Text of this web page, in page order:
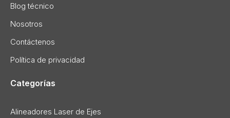
Blog técnico
Nosotros
Contáctenos
Política de privacidad
Categorías
Alineadores Laser de Ejes